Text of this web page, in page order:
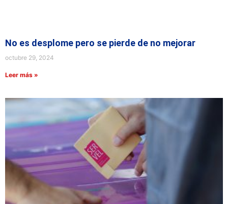
No es desplome pero se pierde de no mejorar
octubre 29, 2024
Leer más »